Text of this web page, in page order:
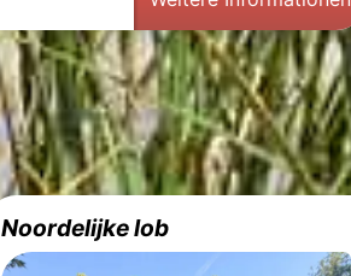
Noordelijke lob